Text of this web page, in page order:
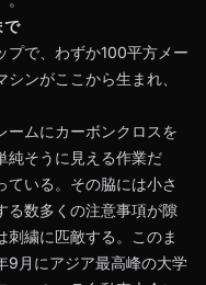
で
プで、わずか100平方メー
ンがここから生まれ、
ームにカーボンクロスを
純そうに見える作業だ
いる。その脇には小さ
る数多くの注意事項が隙
刺繍に匹敵する。このま
9月にアジア最高峰の大学